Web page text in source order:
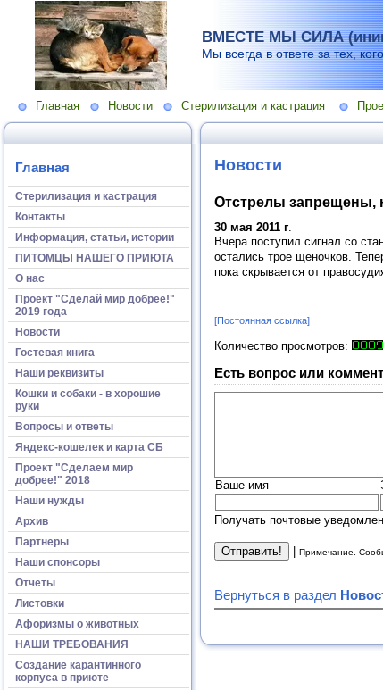
ВМЕСТЕ МЫ СИЛА
Мы всегда в ответе за тех,
Главная Новости Стерилизация и кастрация
Главная
Стерилизация и кастрация
Контакты
Информация, статьи, истории
ПИТОМЦЫ НАШЕГО ПРИЮТА
О нас
Проект "Сделай мир добрее!"
2019 года
Новости
Гостевая книга
Наши реквизиты
Кошки и собаки - в хорошие
руки
Вопросы и ответы
Яндекс-кошелек и карта СБ
Проект "Сделаем мир
добрее!" 2018
Наши нужды
Архив
Партнеры
Наши спонсоры
Отчеты
Листовки
Афоризмы о животных
НАШИ ТРЕБОВАНИЯ
Создание карантинного
корпуса в приюте
Новости
Отстрелы запрещены,
30 мая 2011 г.
Вчера поступил сигнал со
остались трое щеночков.
пока скрывается от
[Постоянная ссылка]
Количество просмотров:
Есть вопрос или
Ваше имя
Получать почтовые
| Примечание.
Вернуться в раздел